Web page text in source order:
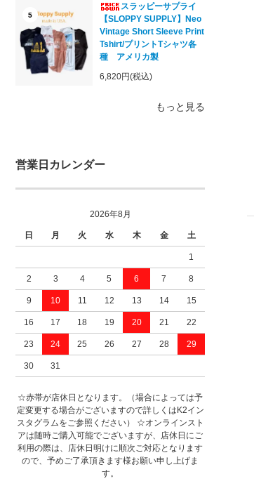
5
スラッピーサプライ
【SLOPPY SUPPLY】Neo
Vintage Short Sleeve Print
Tshirt/プリントTシャツ各
種 アメリカ製
6,820円(税込)
もっと見る
営業日カレンダー
2026年8月
日 月 火 水 木 金 土
1
2 3 4 5 6 7 8
9 10 11 12 13 14 15
16 17 18 19 20 21 22
23 24 25 26 27 28 29
30 31
☆赤帯が店休日となります。（場合によっては予
定変更する場合がございますので詳しくはK2イン
スタグラムをご参照ください） ☆オンラインスト
アは随時ご購入可能でございますが、店休日にご
利用の際は、店休日明けに順次ご対応となります
ので、予めご了承頂きます様お願い申し上げま
す。